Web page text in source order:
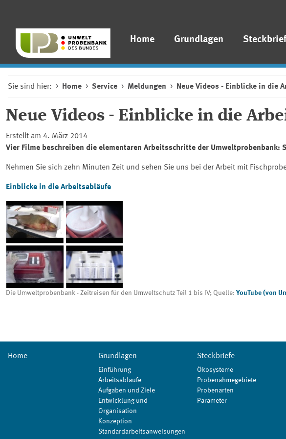
Home Grundlagen
Sie sind hier: Home Service Meldungen Neue Videos - Einblicke in die
Neue Videos - Einblicke in die
Erstellt am 4. März 2014
Vier Filme beschreiben die elementaren Arbeitsschritte der Umweltprobenbank:
Nehmen Sie sich zehn Minuten Zeit und sehen Sie uns bei der Arbeit mit
Einblicke in die Arbeitsabläufe
Die Umweltprobenbank - Zeitreisen für den Umweltschutz Teil 1 bis IV; Quelle: YouTube (von
Home Grundlagen
Einführung
Arbeitsabläufe
Aufgaben und Ziele
Entwicklung und
Organisation
Konzeption
Standardarbeitsanweisungen
Steckbriefe
Ökosysteme
Probenahmegebiete
Probenarten
Parameter